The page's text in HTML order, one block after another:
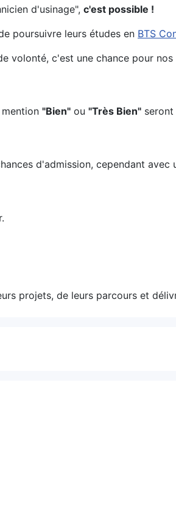
d'usinage", c'est possible !
poursuivre leurs études en BTS
volonté, c'est une chance pour nos
"Bien" ou "Très Bien" seront
d'admission, cependant
projets, de leurs parcours et